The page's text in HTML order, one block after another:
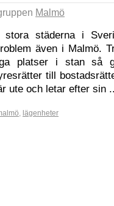
Malmö
städerna i
även i Malmö.
platser i stan så
till
ute och letar efter sin
, lägenheter